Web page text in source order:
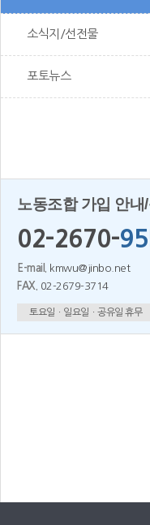
소식지/선전물
포토뉴스
노동조합 가입 안내/
02-2670-
E-mail.
kmwu@jinbo.net
FAX.
02-2679-3714
토요일ㆍ일요일ㆍ공유일 휴무